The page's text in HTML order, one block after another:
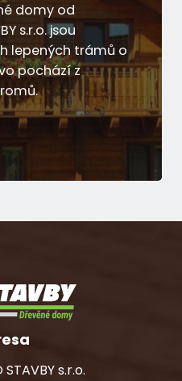
domy od
s.r.o. jsou
lepených trámů o
pochází z
s.r.o.